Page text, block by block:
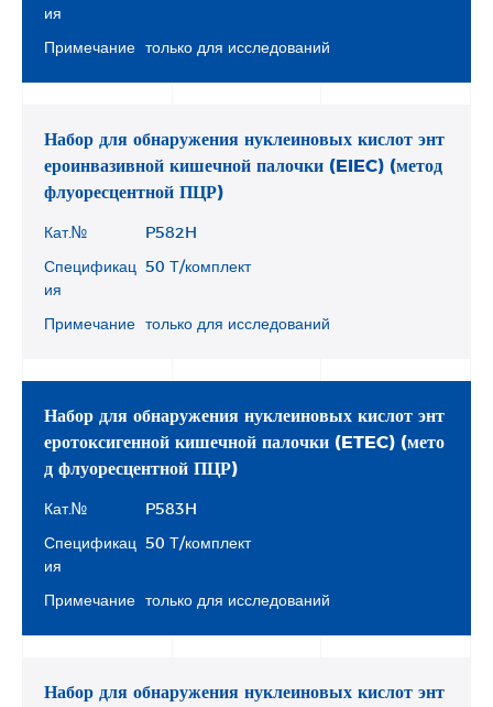
ия
Примечание только для исследований
Набор для обнаружения нуклеиновых кислот энт
ероинвазивной кишечной палочки (EIEC) (метод
флуоресцентной ПЦР)
Кат.№ P582H
Спецификац
ия
50 Т/комплект
Примечание только для исследований
Набор для обнаружения нуклеиновых кислот энт
еротоксигенной кишечной палочки (ETEC) (мето
д флуоресцентной ПЦР)
Кат.№ P583H
Спецификац
ия
50 Т/комплект
Примечание только для исследований
Набор для обнаружения нуклеиновых кислот энт